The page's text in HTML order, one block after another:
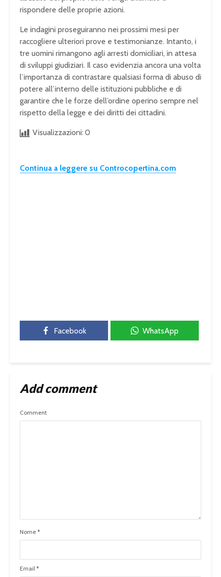
rispondere delle proprie azioni.
Le indagini proseguiranno nei prossimi mesi per
raccogliere ulteriori prove e testimonianze. Intanto, i
tre uomini rimangono agli arresti domiciliari, in attesa
di sviluppi giudiziari. Il caso evidenzia ancora una volta
l’importanza di contrastare qualsiasi forma di abuso di
potere all’interno delle istituzioni pubbliche e di
garantire che le forze dell’ordine operino sempre nel
rispetto della legge e dei diritti dei cittadini.
Visualizzazioni: 0
Continua a leggere su Controcopertina.com
Facebook WhatsApp
Add comment
Comment
Nome *
Email *